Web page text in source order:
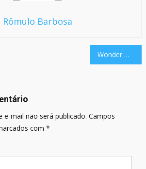
Rômulo Barbosa
Wonder Boy: The Dragon’s Trap | Review
e-mail não será publicado. Campos
com *